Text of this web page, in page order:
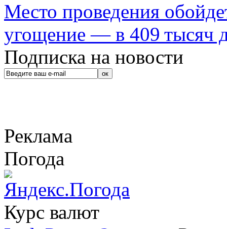
Место проведения
угощение — в 409 тысяч
Подписка на новости
Реклама
Погода
Курс валют